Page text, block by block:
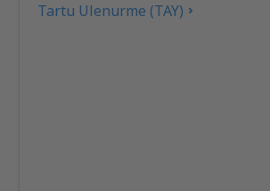
Tartu Ulenurme (TAY)